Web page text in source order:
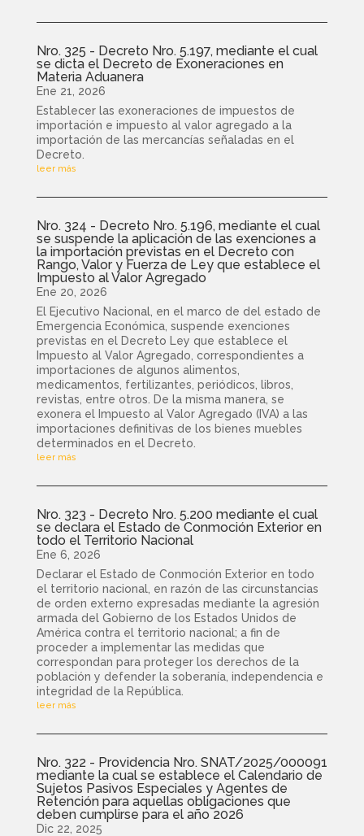
Nro. 325 - Decreto Nro. 5.197, mediante el cual
se dicta el Decreto de Exoneraciones en
Materia Aduanera
Ene 21, 2026
Establecer las exoneraciones de impuestos de
importación e impuesto al valor agregado a la
importación de las mercancías señaladas en el
Decreto.
leer más
Nro. 324 - Decreto Nro. 5.196, mediante el cual
se suspende la aplicación de las exenciones a
la importación previstas en el Decreto con
Rango, Valor y Fuerza de Ley que establece el
Impuesto al Valor Agregado
Ene 20, 2026
El Ejecutivo Nacional, en el marco de del estado de
Emergencia Económica, suspende exenciones
previstas en el Decreto Ley que establece el
Impuesto al Valor Agregado, correspondientes a
importaciones de algunos alimentos,
medicamentos, fertilizantes, periódicos, libros,
revistas, entre otros. De la misma manera, se
exonera el Impuesto al Valor Agregado (IVA) a las
importaciones definitivas de los bienes muebles
determinados en el Decreto.
leer más
Nro. 323 - Decreto Nro. 5.200 mediante el cual
se declara el Estado de Conmoción Exterior en
todo el Territorio Nacional
Ene 6, 2026
Declarar el Estado de Conmoción Exterior en todo
el territorio nacional, en razón de las circunstancias
de orden externo expresadas mediante la agresión
armada del Gobierno de los Estados Unidos de
América contra el territorio nacional; a fin de
proceder a implementar las medidas que
correspondan para proteger los derechos de la
población y defender la soberanía, independencia e
integridad de la República.
leer más
Nro. 322 - Providencia Nro. SNAT/2025/000091
mediante la cual se establece el Calendario de
Sujetos Pasivos Especiales y Agentes de
Retención para aquellas obligaciones que
deben cumplirse para el año 2026
Dic 22, 2025